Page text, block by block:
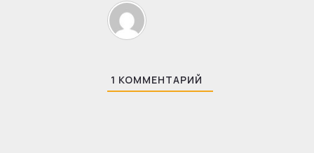
1 КОММЕНТАРИЙ